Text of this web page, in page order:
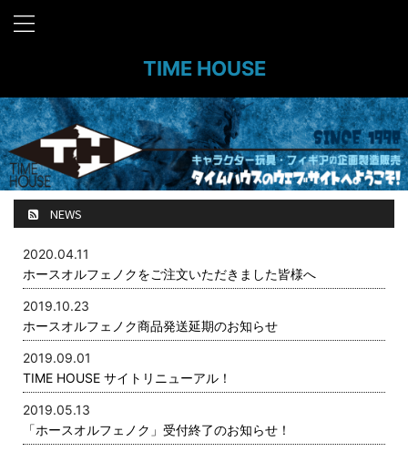
TIME HOUSE
NEWS
2020.04.11
ホースオルフェノクをご注文いただきました皆様へ
2019.10.23
ホースオルフェノク商品発送延期のお知らせ
2019.09.01
TIME HOUSE サイトリニューアル！
2019.05.13
「ホースオルフェノク」受付終了のお知らせ！